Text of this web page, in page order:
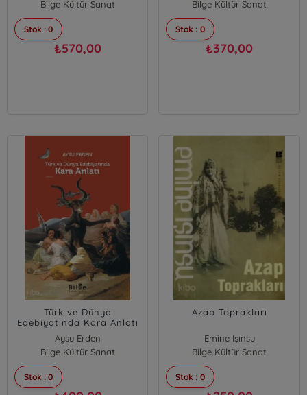
Bilge Kültür Sanat
Stok : 0
₺570,00
Bilge Kültür Sanat
Stok : 0
₺370,00
Türk ve Dünya
Edebiyatında Kara Anlatı
Aysu Erden
Bilge Kültür Sanat
Stok : 0
Azap Toprakları
Emine Işınsu
Bilge Kültür Sanat
Stok : 0